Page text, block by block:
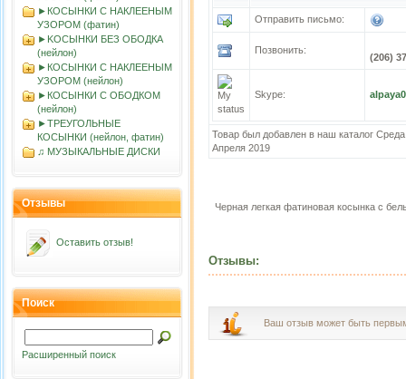
►КОСЫНКИ С НАКЛЕЕНЫМ
УЗОРОМ (фатин)
►KOСЫНКИ БЕЗ ОБОДКА
(нейлон)
►КОСЫНКИ С НАКЛЕЕНЫМ
УЗОРОМ (нейлон)
►КОСЫНКИ С ОБОДКОМ
(нейлон)
►ТРЕУГОЛЬНЫЕ
КОСЫНКИ (нейлон, фатин)
♫ МУЗЫКАЛЬНЫЕ ДИСКИ
Отзывы
Оставить отзыв!
Поиск
Расширенный поиск
Отправить письмо:
Позвонить:
(206)
Skype:
Товар был добавлен в наш каталог
Апреля 2019
Черная легкая фатиновая косынка с
Отзывы:
Ваш отзыв может быть